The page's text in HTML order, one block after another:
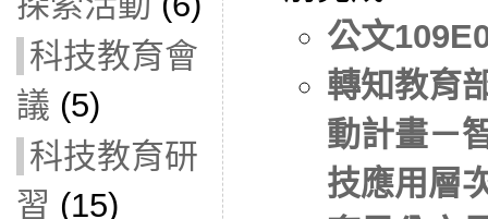
科技教育會
議 (5)
科技教育研
習 (15)
公文
轉知教育
動計畫－
技應用層